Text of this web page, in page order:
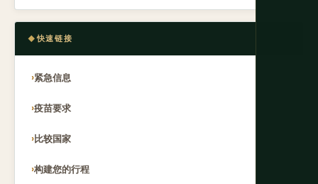
快速链接
紧急信息
疫苗要求
比较国家
构建您的行程